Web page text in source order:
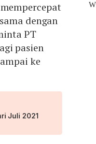
dengan
PT
pasien
ke
Juli 2021